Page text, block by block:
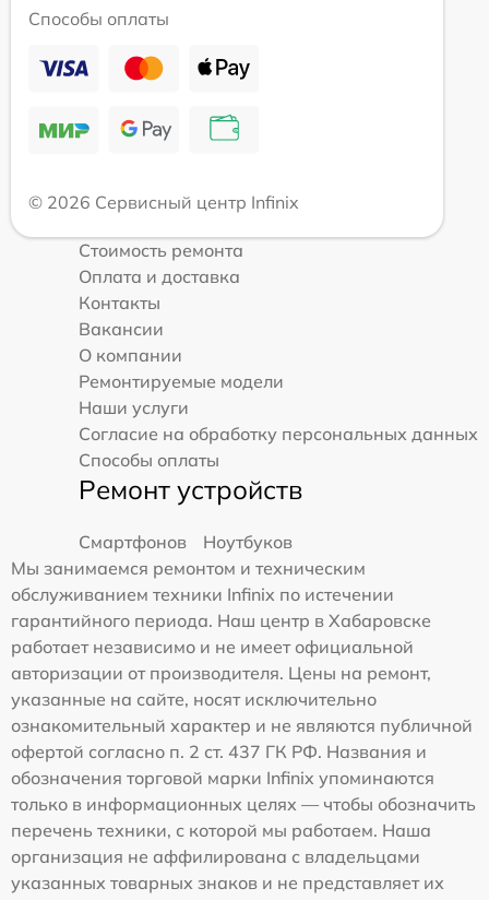
Способы оплаты
© 2026 Сервисный центр Infinix
Стоимость ремонта
Оплата и доставка
Контакты
Вакансии
О компании
Ремонтируемые модели
Наши услуги
Согласие на обработку персональных данных
Способы оплаты
Ремонт устройств
Смартфонов
Ноутбуков
Мы занимаемся ремонтом и техническим
обслуживанием техники Infinix по истечении
гарантийного периода. Наш центр в Хабаровске
работает независимо и не имеет официальной
авторизации от производителя. Цены на ремонт,
указанные на сайте, носят исключительно
ознакомительный характер и не являются публичной
офертой согласно п. 2 ст. 437 ГК РФ. Названия и
обозначения торговой марки Infinix упоминаются
только в информационных целях — чтобы обозначить
перечень техники, с которой мы работаем. Наша
организация не аффилирована с владельцами
указанных товарных знаков и не представляет их